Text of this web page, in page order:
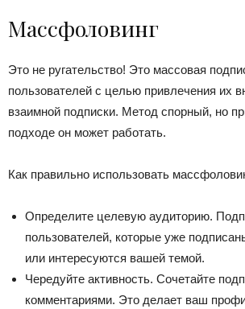
Массфоловинг
Это не ругательство! Это массовая
пользователей с целью привлечения их
взаимной подписки. Метод спорный, но
подходе он может работать.
Как правильно использовать
Определите целевую аудиторию.
пользователей, которые уже
или интересуются вашей темой.
Чередуйте активность. Сочетайте
комментариями. Это делает ваш